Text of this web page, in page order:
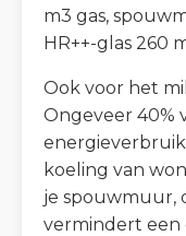
m3 gas,
HR++-glas 260
Ook voor het
Ongeveer 40%
koeling van
je spouwmuur,
vermindert een